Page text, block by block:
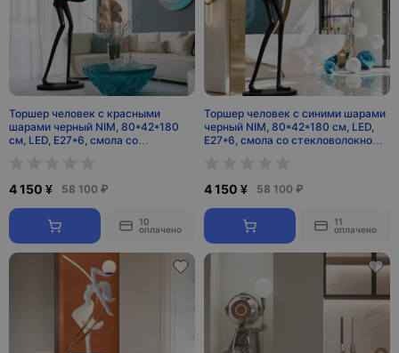
Торшер человек с красными
шарами черный NIM, 80*42*180
см, LED, E27*6, смола со
4 150 ¥ 58 100 ₽
10
оплачено
Торшер человек с синими шарами
черный NIM, 80*42*180 см, LED,
E27*6, смола со стекловолокном,
4 150 ¥ 58 100 ₽
11
оплачено